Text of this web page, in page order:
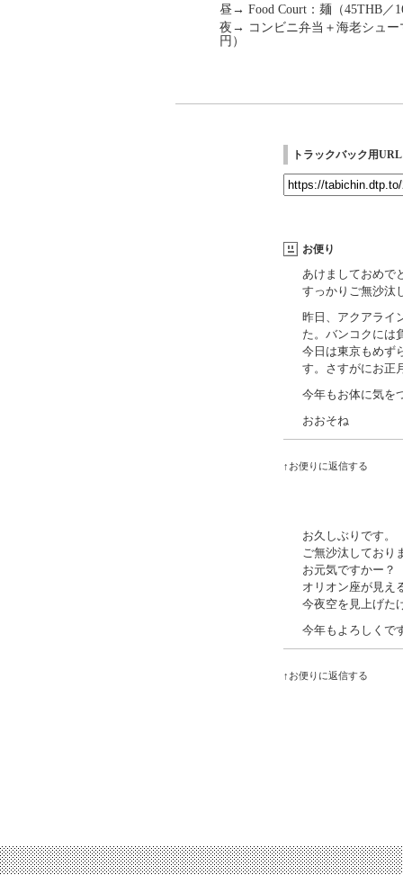
昼→ Food Court：麺（45THB／
夜→ コンビニ弁当＋海老シュー
円）
トラックバック用URL
お便り
あけましておめで
すっかりご無沙汰
昨日、アクアライ
た。バンコクには
今日は東京もめず
す。さすがにお正
今年もお体に気を
おおそね
↑お便りに返信する
お久しぶりです。
ご無沙汰しており
お元気ですかー？
オリオン座が見え
今夜空を見上げた
今年もよろしくで
↑お便りに返信する